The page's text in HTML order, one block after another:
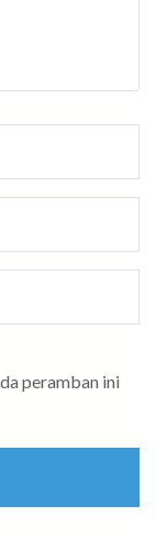
peramban ini